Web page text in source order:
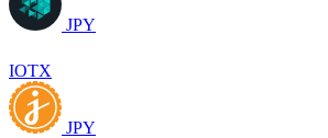
JPY
IOTX
JPY